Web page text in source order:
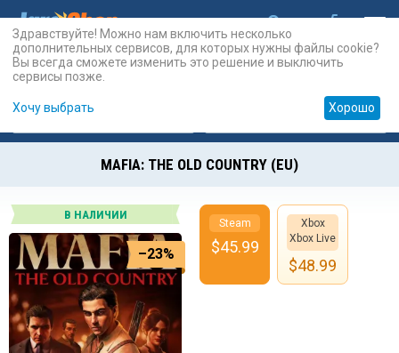
Карты Prepaid
MAFIA: THE OLD COUNTRY (EU)
В НАЛИЧИИ
–23%
Steam
$45.99
Xbox
Xbox Live
$48.99
Здравствуйте! Можно нам включить несколько
дополнительных сервисов, для которых нужны файлы cookie?
Вы всегда сможете изменить это решение и выключить
сервисы позже.
Хочу выбрать Хорошо